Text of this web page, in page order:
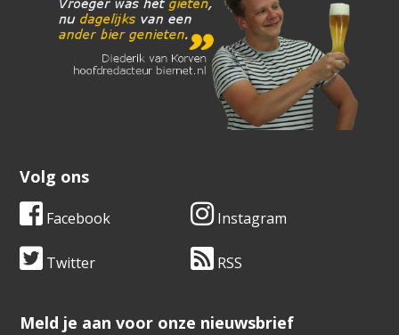
Volg ons
Facebook Instagram
Twitter RSS
​​​​​​​Meld je aan voor onze nieuwsbrief